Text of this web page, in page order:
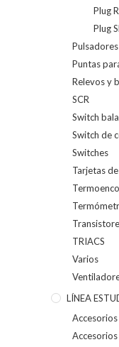
Plug
Plug
Pulsadores
Puntas
Relevos y
SCR
Switch
Switch de
Switches
Tarjetas
TRIACS
Varios
LÍNEA